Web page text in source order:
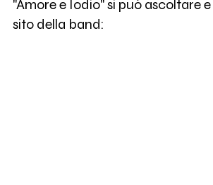
"Amore e Iodio" si può ascoltare
sito della band: